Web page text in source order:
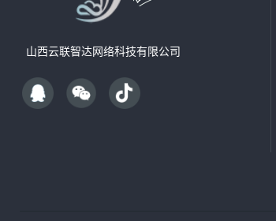
山西云联智达网络科技有限公司